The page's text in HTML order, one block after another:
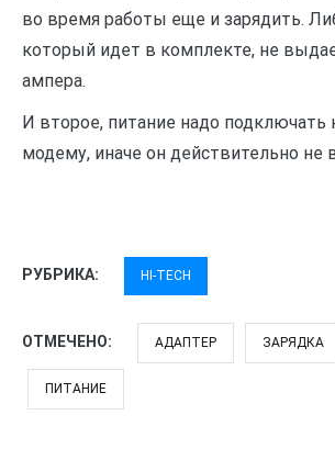
во время работы еще и зарядить.
который идет в комплекте, не
ампера.
И второе, питание надо
модему, иначе он действительно не
РУБРИКА: HI-TECH
ОТМЕЧЕНО: АДАПТЕР ЗАРЯДКА
ПИТАНИЕ